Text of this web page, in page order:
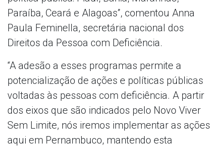
Paraíba, Ceará e Alagoas”, comentou Anna
Paula Feminella, secretária nacional dos
Direitos da Pessoa com Deficiência.
“A adesão a esses programas permite a
potencialização de ações e políticas públicas
voltadas às pessoas com deficiência. A partir
dos eixos que são indicados pelo Novo Viver
Sem Limite, nós iremos implementar as ações
aqui em Pernambuco, mantendo esta